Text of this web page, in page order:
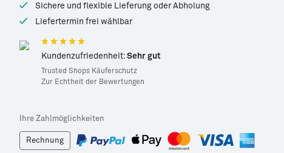
Sichere und flexible Lieferung oder Abholung
Liefertermin frei wählbar
Kundenzufriedenheit: Sehr gut
Trusted Shops Käuferschutz
Zur Echtheit der Bewertungen
Ihre Zahlmöglichkeiten
Rechnung